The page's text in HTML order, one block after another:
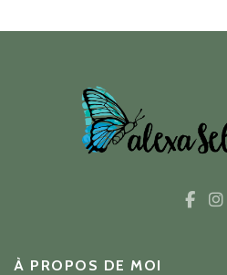
À PROPOS DE MOI